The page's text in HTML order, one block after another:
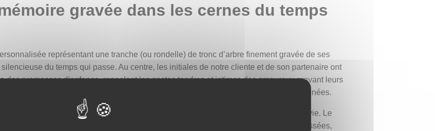
gravée dans les cernes du temps
représentant une tranche (ou rondelle) de tronc d’arbre finement gravée de ses
du temps qui passe. Au centre, les initiales de notre cliente et de son partenaire ont
des promesses d’enfance, rappelant les gestes tendres et intimes des amoureux gravant leurs
et puissant, créé pour honorer la mémoire d’un être cher disparu depuis quelques années.
l’amour, dans ce lien invisible mais indélébile qui demeure au fil des saisons de la vie. Le
ancestral de vie, de croissance et de continuité. Ses cernes marquent les années passées,